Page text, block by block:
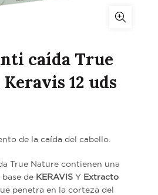
caída True
12 uds
de la caída del cabello.
True Nature contienen una
de KERAVIS Y Extracto
penetra en la corteza del